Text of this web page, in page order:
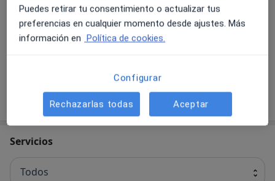
Nuestras especialidades Mostrar todos
Ver más
Servicios
Todos
Puedes retirar tu consentimiento o actualizar tus
preferencias en cualquier momento desde ajustes. Más
información en Política de cookies.
Configurar
Rechazarlas todas Aceptar